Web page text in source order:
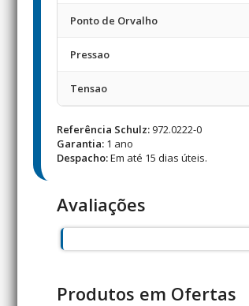
Ponto de Orvalho
Pressao
Tensao
Referência Schulz: 972.0222-0
Garantia: 1 ano
Despacho:Em até 15 dias úteis.
Avaliações
Produtos em Ofertas